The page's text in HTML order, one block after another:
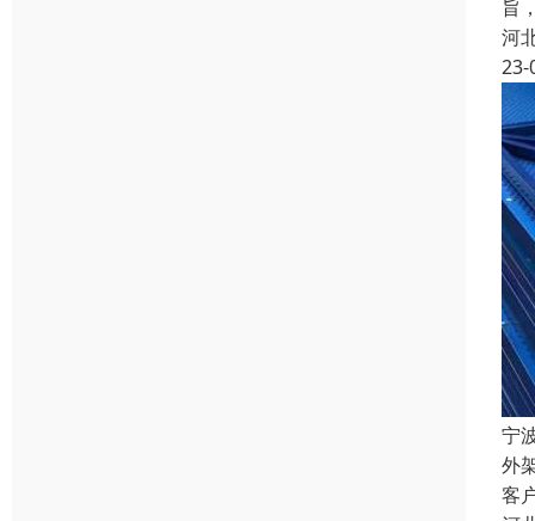
旨
河
23-
宁
外
客